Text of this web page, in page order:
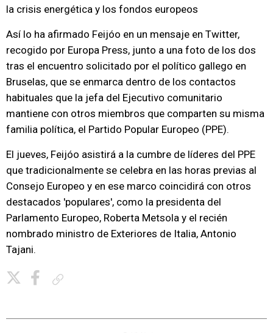
la crisis energética y los fondos europeos
Así lo ha afirmado Feijóo en un mensaje en Twitter,
recogido por Europa Press, junto a una foto de los dos
tras el encuentro solicitado por el político gallego en
Bruselas, que se enmarca dentro de los contactos
habituales que la jefa del Ejecutivo comunitario
mantiene con otros miembros que comparten su misma
familia política, el Partido Popular Europeo (PPE).
El jueves, Feijóo asistirá a la cumbre de líderes del PPE
que tradicionalmente se celebra en las horas previas al
Consejo Europeo y en ese marco coincidirá con otros
destacados 'populares', como la presidenta del
Parlamento Europeo, Roberta Metsola y el recién
nombrado ministro de Exteriores de Italia, Antonio
Tajani.